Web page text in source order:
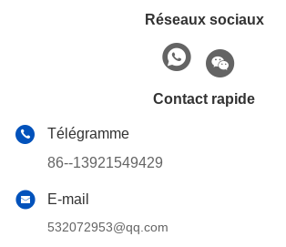
Réseaux sociaux
Contact rapide
Télégramme
86--13921549429
E-mail
532072953@qq.com